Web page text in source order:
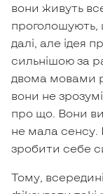
вони живуть
проголошують,
далі, але ідея
сильнішою за
двома мовами
вони не
про що. Вони
не мала сенсу.
зробити себе
Тому,